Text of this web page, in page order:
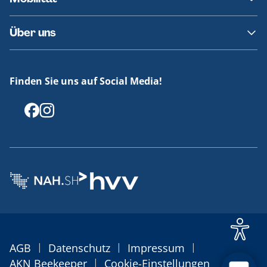
Fundsachen
Häufige Fragen
Barrierefreies Reisen
Erklärung Barrierefreiheit
Über uns
Offenlegungen
Finden Sie uns auf Social Media!
AGB | Datenschutz | Impressum |
AKN Beekeeper | Cookie-Einstellungen